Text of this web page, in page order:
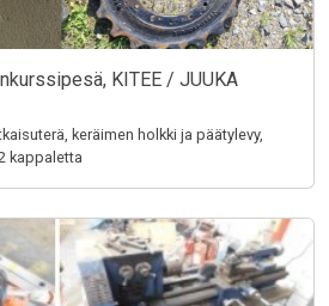
KITEE / JUUKA
keräimen holkki ja päätylevy,
kappaletta